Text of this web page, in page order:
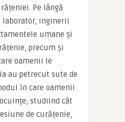
Pe lângă
inginerii
umane și
precum și
oamenii le
au petrecut sute de
în care oamenii
studiind cât
de curățenie,